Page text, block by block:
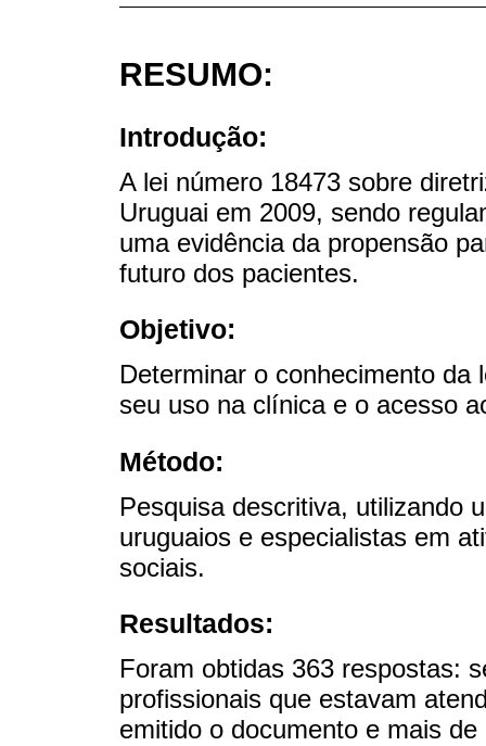
RESUMO:
Introdução:
A lei número 18473 sobre
Uruguai em 2009, sendo
uma evidência da propensão
futuro dos pacientes.
Objetivo:
Determinar o conhecimento da
seu uso na clínica e o acesso
Método:
Pesquisa descritiva, utilizando
uruguaios e especialistas em
sociais.
Resultados:
Foram obtidas 363 respostas:
profissionais que estavam
emitido o documento e mais